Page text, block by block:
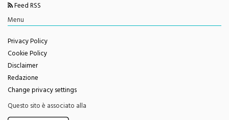
Menu
Privacy Policy
Cookie Policy
Disclaimer
Redazione
Change privacy settings
Questo sito è associato alla